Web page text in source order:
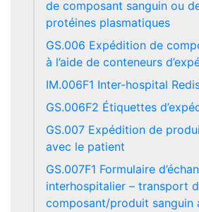
de composant sanguin ou
protéines plasmatiques
GS.006 Expédition de
à l’aide de conteneurs
IM.006F1 Inter-hospital
GS.006F2 Étiquettes
GS.007 Expédition de
avec le patient
GS.007F1 Formulaire
interhospitalier – transport
composant/produit sanguin